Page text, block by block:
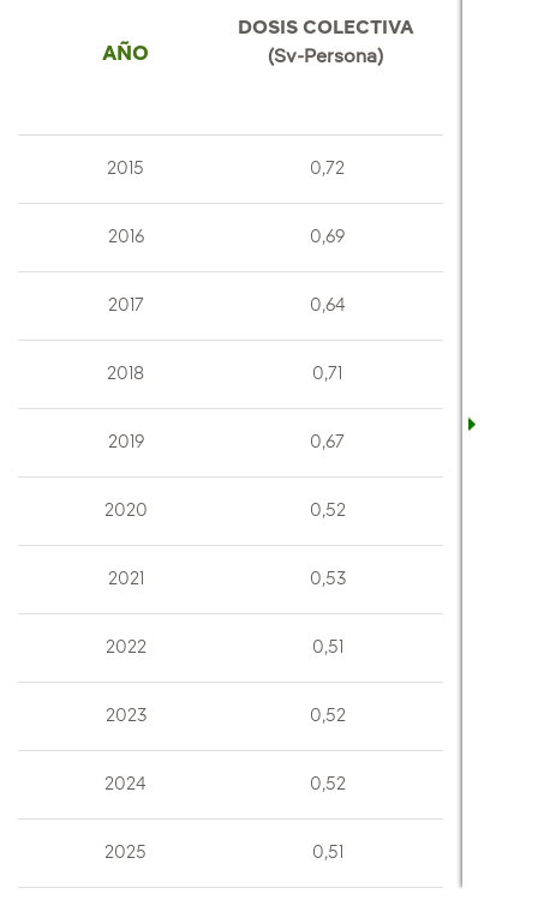
AÑO
DOSIS COLECTIVA
(Sv-Persona)
2015 0,72
2016 0,69
2017 0,64
2018 0,71
2019 0,67
2020 0,52
2021 0,53
2022 0,51
2023 0,52
2024 0,52
2025 0,51